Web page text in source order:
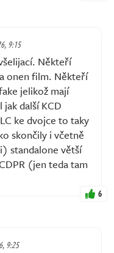
9:15
Někteří
onen film. Někteří
jelikož mají
další KCD
ke dvojce to taky
skončily i včetně
standalone větší
(jen teda tam
6
9:25